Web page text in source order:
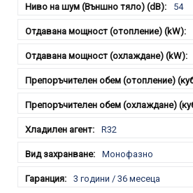
54
R32
Монофазно
3 години / 36 месеца